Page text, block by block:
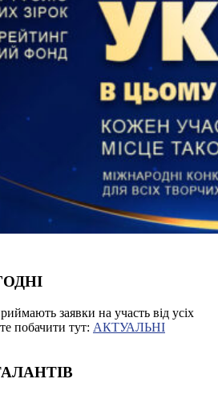
заявки на участь від усіх
побачити тут: АКТУАЛЬНІ